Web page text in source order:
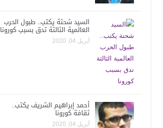
السيد شحتة يكتب.. طبول الحرب
العالمية الثالثة تدق بسبب كورونا
أبريل 04, 2020
أحمد إبراهيم الشريف يكتب..
ثقافة كورونا
أبريل 04, 2020